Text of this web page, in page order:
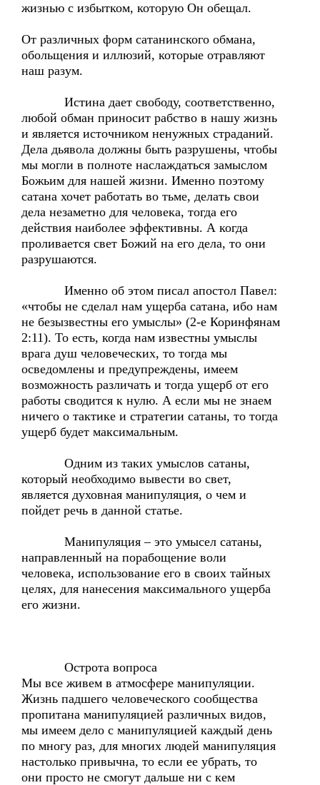
жизнью с избытком, которую Он обещал.
От различных форм сатанинского обмана,
обольщения и иллюзий, которые отравляют
наш разум.
Истина дает свободу, соответственно,
любой обман приносит рабство в нашу жизнь
и является источником ненужных страданий.
Дела дьявола должны быть разрушены, чтобы
мы могли в полноте наслаждаться замыслом
Божьим для нашей жизни. Именно поэтому
сатана хочет работать во тьме, делать свои
дела незаметно для человека, тогда его
действия наиболее эффективны. А когда
проливается свет Божий на его дела, то они
разрушаются.
Именно об этом писал апостол Павел:
«чтобы не сделал нам ущерба сатана, ибо нам
не безызвестны его умыслы» (2-е Коринфянам
2:11). То есть, когда нам известны умыслы
врага душ человеческих, то тогда мы
осведомлены и предупреждены, имеем
возможность различать и тогда ущерб от его
работы сводится к нулю. А если мы не знаем
ничего о тактике и стратегии сатаны, то тогда
ущерб будет максимальным.
Одним из таких умыслов сатаны,
который необходимо вывести во свет,
является духовная манипуляция, о чем и
пойдет речь в данной статье.
Манипуляция – это умысел сатаны,
направленный на порабощение воли
человека, использование его в своих тайных
целях, для нанесения максимального ущерба
его жизни.
Острота вопроса
Мы все живем в атмосфере манипуляции.
Жизнь падшего человеческого сообщества
пропитана манипуляцией различных видов,
мы имеем дело с манипуляцией каждый день
по многу раз, для многих людей манипуляция
настолько привычна, то если ее убрать, то
они просто не смогут дальше ни с кем